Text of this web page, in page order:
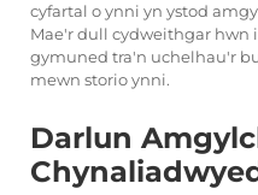
cyfartal o ynni yn ystod
Mae'r dull cydweithgar hwn
gymuned tra'n uchelhau'r
mewn storio ynni.
Darlun